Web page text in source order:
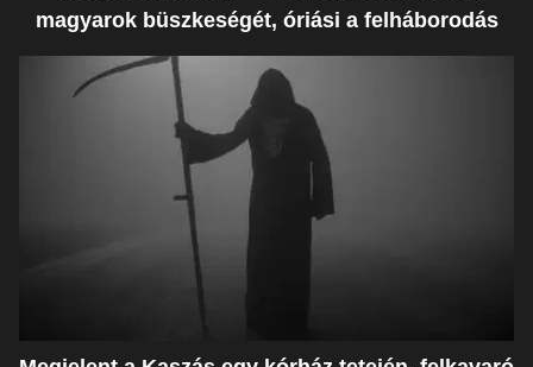
magyarok büszkeségét, óriási a felháborodás